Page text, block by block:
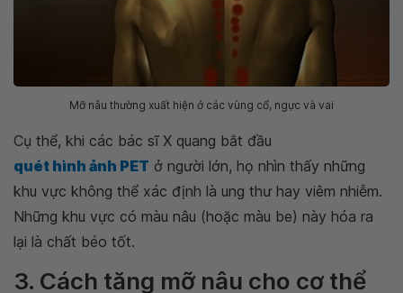
Mỡ nâu thường xuất hiện ở các vùng cổ, ngực và vai
Cụ thể, khi các bác sĩ X quang bắt đầu
quét hình ảnh PET ở người lớn, họ nhìn thấy những
khu vực không thể xác định là ung thư hay viêm nhiễm.
Những khu vực có màu nâu (hoặc màu be) này hóa ra
lại là chất béo tốt.
3. Cách tăng mỡ nâu cho cơ thể